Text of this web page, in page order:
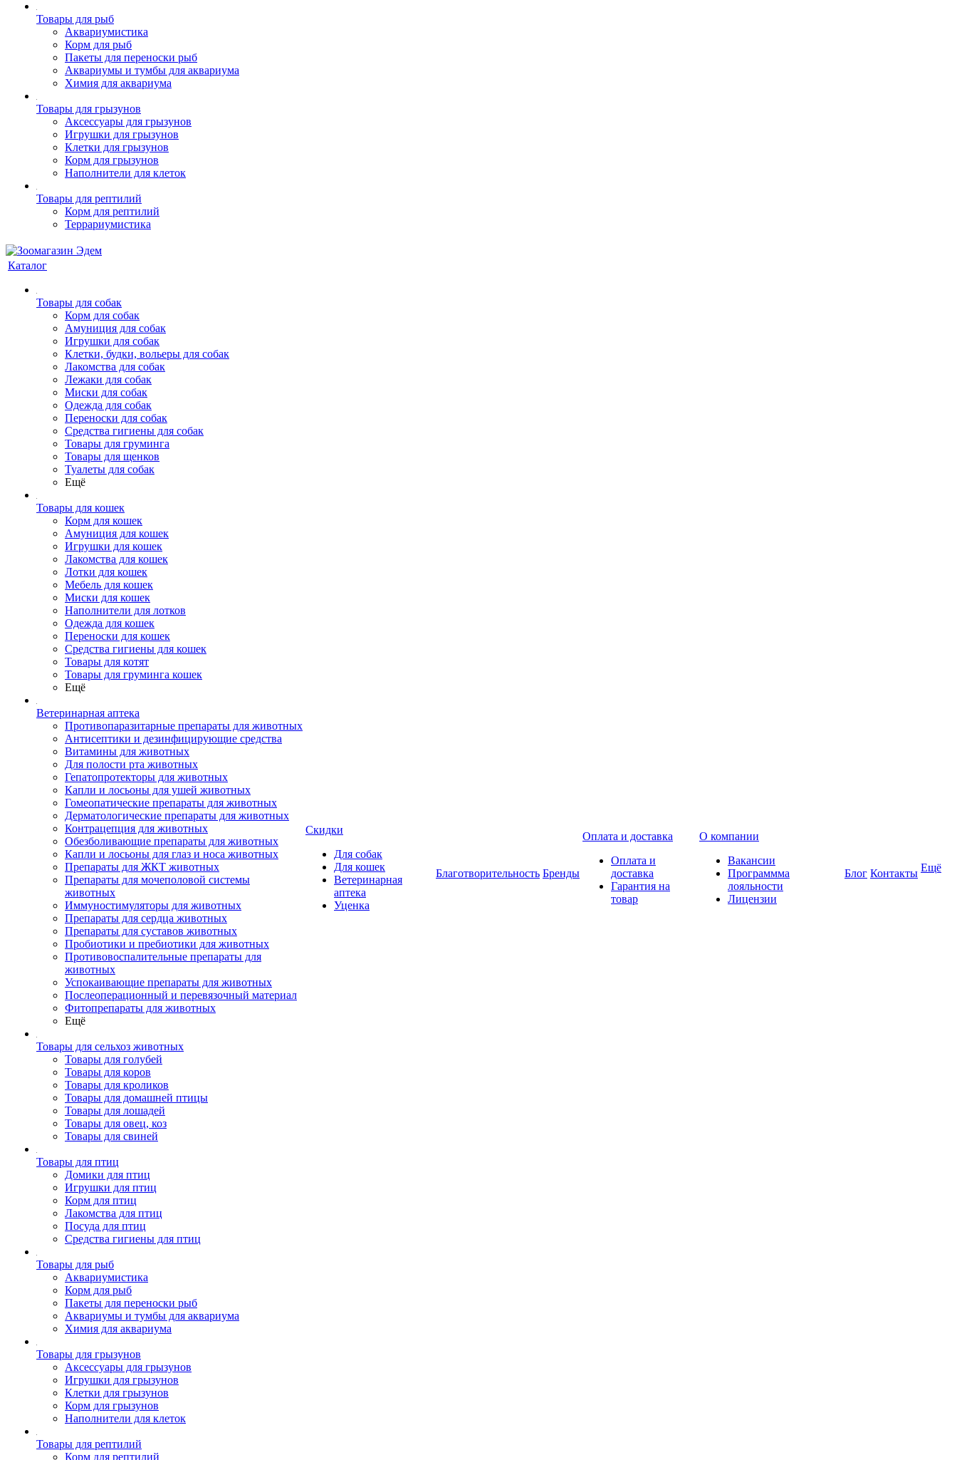
Товары для рыб
Аквариумистика
Корм для рыб
Пакеты для переноски рыб
Аквариумы и тумбы для аквариума
Химия для аквариума
Товары для грызунов
Аксессуары для грызунов
Игрушки для грызунов
Клетки для грызунов
Корм для грызунов
Наполнители для клеток
Товары для рептилий
Корм для рептилий
Террариумистика
Каталог
Товары для собак
Корм для собак
Амуниция для собак
Игрушки для собак
Клетки, будки, вольеры для собак
Лакомства для собак
Лежаки для собак
Миски для собак
Одежда для собак
Переноски для собак
Средства гигиены для собак
Товары для груминга
Товары для щенков
Туалеты для собак
Ещё
Товары для кошек
Корм для кошек
Амуниция для кошек
Игрушки для кошек
Лакомства для кошек
Лотки для кошек
Мебель для кошек
Миски для кошек
Наполнители для лотков
Одежда для кошек
Переноски для кошек
Средства гигиены для кошек
Товары для котят
Товары для груминга кошек
Ещё
Ветеринарная аптека
Противопаразитарные препараты для животных
Антисептики и дезинфицирующие средства
Витамины для животных
Для полости рта животных
Гепатопротекторы для животных
Капли и лосьоны для ушей животных
Гомеопатические препараты для животных
Дерматологические препараты для животных
Контрацепция для животных
Обезболивающие препараты для животных
Капли и лосьоны для глаз и носа животных
Препараты для ЖКТ животных
Препараты для мочеполовой системы
животных
Иммуностимуляторы для животных
Препараты для сердца животных
Препараты для суставов животных
Пробиотики и пребиотики для животных
Противовоспалительные препараты для
животных
Успокаивающие препараты для животных
Послеоперационный и перевязочный материал
Фитопрепараты для животных
Ещё
Товары для сельхоз животных
Товары для голубей
Товары для коров
Товары для кроликов
Товары для домашней птицы
Товары для лошадей
Товары для овец, коз
Товары для свиней
Товары для птиц
Домики для птиц
Игрушки для птиц
Корм для птиц
Лакомства для птиц
Посуда для птиц
Средства гигиены для птиц
Товары для рыб
Аквариумистика
Корм для рыб
Пакеты для переноски рыб
Аквариумы и тумбы для аквариума
Химия для аквариума
Товары для грызунов
Аксессуары для грызунов
Игрушки для грызунов
Клетки для грызунов
Корм для грызунов
Наполнители для клеток
Товары для рептилий
Корм для рептилий
Скидки
Для собак
Для кошек
Ветеринарная
аптека
Уценка
Благотворительность Бренды
Оплата и доставка
Оплата и
доставка
Гарантия на
товар
О компании
Вакансии
Программма
лояльности
Лицензии
Блог Контакты Ещё